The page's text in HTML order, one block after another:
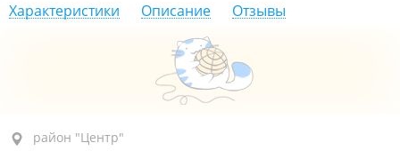
Характеристики Описание Отзывы
район "Центр", ул. Пушкинская, 10
район "Центр"